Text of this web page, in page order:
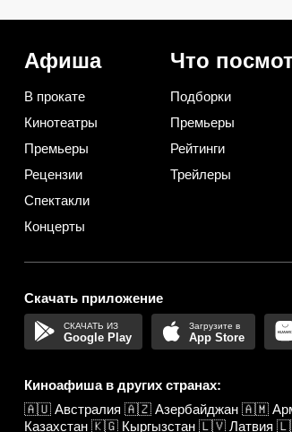
Афиша
В прокате
Кинотеатры
Премьеры
Рецензии
Спектакли
Концерты
Что
Подборки
Премьеры
Рейтинги
Трейлеры
Скачать приложение
Google Play App Store
Киноафиша в других странах:
🇦🇺 Австралия 🇦🇿 Азербайджан 🇦🇲
Казахстан 🇰🇬 Кыргызстан 🇱🇻 Латвия